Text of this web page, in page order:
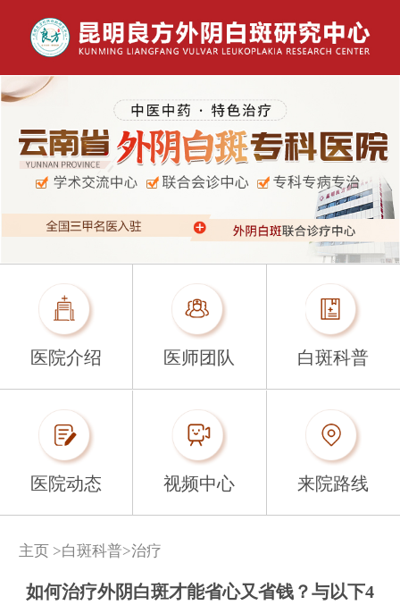
医院介绍 医师团队 白斑科普
医院动态 视频中心 来院路线
主页 >白斑科普>治疗
如何治疗外阴白斑才能省心又省钱？与以下4